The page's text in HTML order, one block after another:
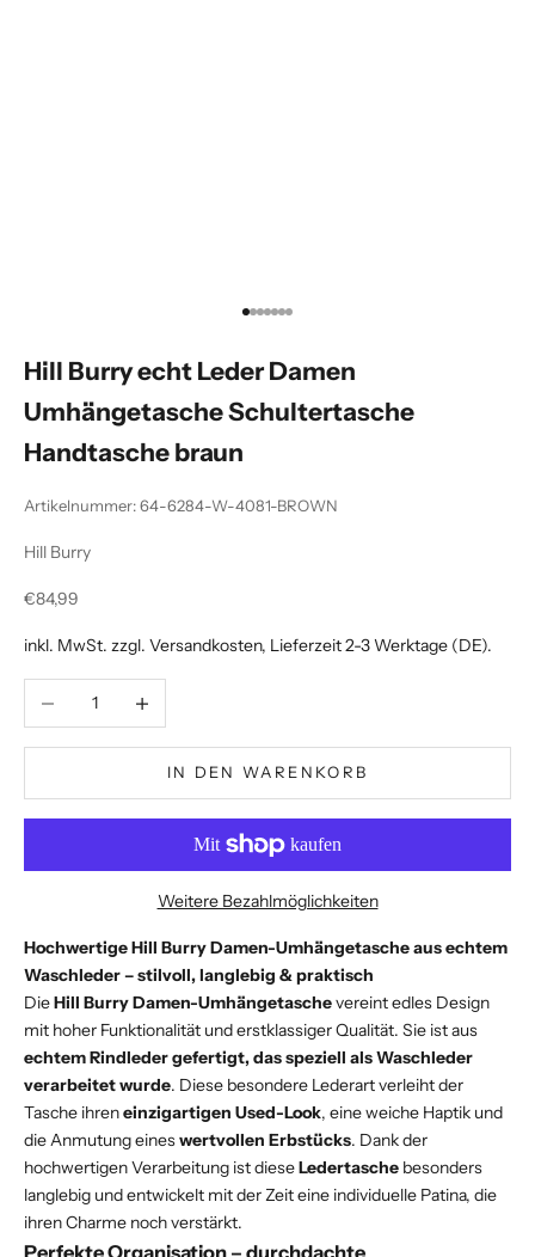
Gehe zu Element 1
Gehe zu Element 2
Gehe zu Element 3
Gehe zu Element 4
Gehe zu Element 5
Gehe zu Element 6
Gehe zu Element 7
Hill Burry echt Leder Damen
Umhängetasche Schultertasche
Handtasche braun
Artikelnummer: 64-6284-W-4081-BROWN
Hill Burry
Angebot
€84,99
inkl. MwSt. zzgl. Versandkosten, Lieferzeit 2-3 Werktage (DE).
Anzahl verringern
IN DEN WARENKORB
Weitere Bezahlmöglichkeiten
Hochwertige Hill Burry Damen-Umhängetasche aus echtem
Waschleder – stilvoll, langlebig & praktisch
DieHill Burry Damen-Umhängetaschevereint edles Design
mit hoher Funktionalität und erstklassiger Qualität. Sie ist aus
echtem Rindleder gefertigt, das speziell als Waschleder
verarbeitet wurde. Diese besondere Lederart verleiht der
Tasche ihreneinzigartigen Used-Look, eine weiche Haptik und
die Anmutung eineswertvollen Erbstücks. Dank der
hochwertigen Verarbeitung ist dieseLedertasche besonders
langlebig und entwickelt mit der Zeit eine individuelle Patina, die
ihren Charme noch verstärkt.
Perfekte Organisation – durchdachte